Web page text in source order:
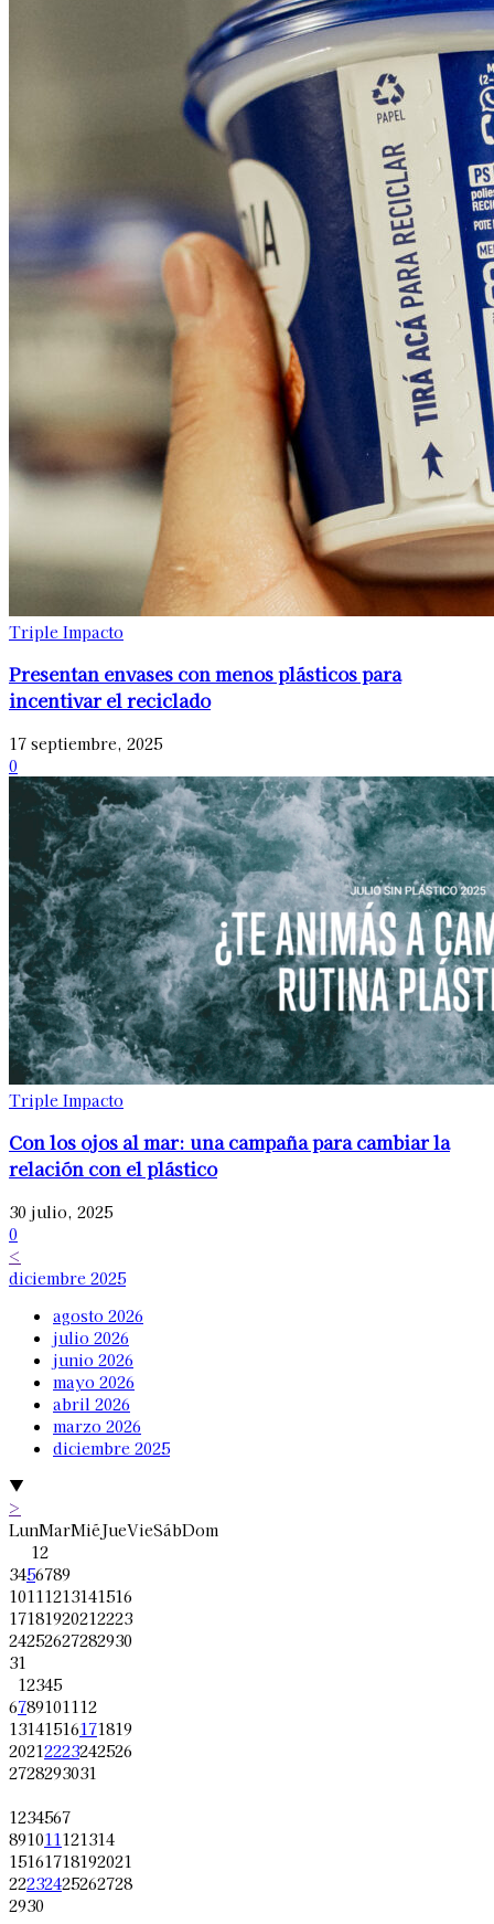
Triple Impacto
Presentan envases con menos plásticos para
incentivar el reciclado
17 septiembre, 2025
0
Triple Impacto
Con los ojos al mar: una campaña para cambiar la
relación con el plástico
30 julio, 2025
0
<
diciembre 2025
agosto 2026
julio 2026
junio 2026
mayo 2026
abril 2026
marzo 2026
diciembre 2025
▼
>
LunMarMiéJueVieSábDom
12
3456789
10111213141516
17181920212223
24252627282930
31
12345
6789101112
13141516171819
20212223242526
2728293031
1234567
891011121314
15161718192021
22232425262728
2930